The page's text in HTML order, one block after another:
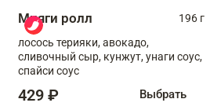
Мияги ролл
196 г
лосось терияки, авокадо,
сливочный сыр, кунжут, унаги соус,
спайси соус
429 ₽ Выбрать